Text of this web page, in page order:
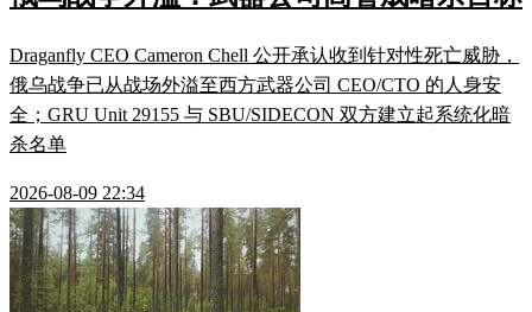
Draganfly CEO Cameron Chell 公开承认收到针对性死亡威胁，
俄乌战争已从战场外溢至西方武器公司 CEO/CTO 的人身安
全；GRU Unit 29155 与 SBU/SIDECON 双方建立起系统化暗
杀名单
2026-08-09 22:34